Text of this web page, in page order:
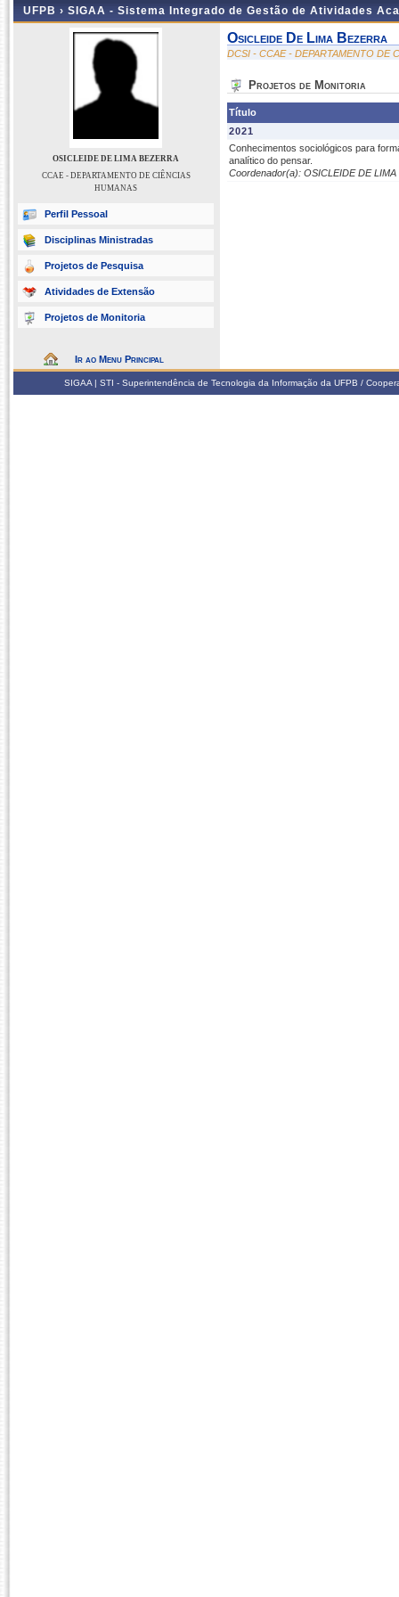
UFPB › SIGAA - Sistema Integrado de Gestão de Atividades
OSICLEIDE DE LIMA BEZERRA
CCAE - DEPARTAMENTO DE CIÊNCIAS
HUMANAS
Perfil Pessoal
Disciplinas Ministradas
Projetos de Pesquisa
Atividades de Extensão
Projetos de Monitoria
Ir ao Menu Principal
Osicleide De Lima Bezerra
DCSI - CCAE - DEPARTAMENTO DE
Projetos de Monitoria
Título
2021
Conhecimentos sociológicos para
analítico do pensar.
Coordenador(a): OSICLEIDE DE LIMA
SIGAA | STI - Superintendência de Tecnologia da Informação da UFPB /